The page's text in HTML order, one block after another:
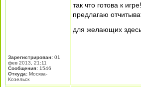
Зарегистрирован: 01
фев 2013, 21:11
Сообщения: 1546
Откуда: Москва-
Козельск
так что готова к
предлагаю
для желающих здесь